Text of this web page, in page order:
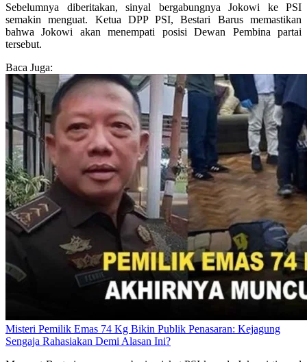
Sebelumnya diberitakan, sinyal bergabungnya Jokowi ke PSI
semakin menguat. Ketua DPP PSI, Bestari Barus memastikan
bahwa Jokowi akan menempati posisi Dewan Pembina partai
tersebut.
Baca Juga:
Misteri Pemilik Emas 74 Kg Bikin Publik Penasaran: Kejagung
Sengaja Rahasiakan Demi Alasan Ini?